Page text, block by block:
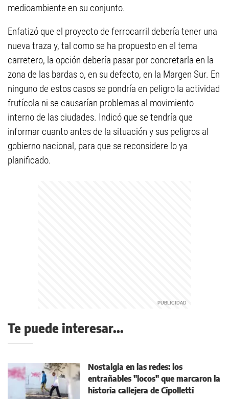
medioambiente en su conjunto.
Enfatizó que el proyecto de ferrocarril debería tener una
nueva traza y, tal como se ha propuesto en el tema
carretero, la opción debería pasar por concretarla en la
zona de las bardas o, en su defecto, en la Margen Sur. En
ninguno de estos casos se pondría en peligro la actividad
frutícola ni se causarían problemas al movimiento
interno de las ciudades. Indicó que se tendría que
informar cuanto antes de la situación y sus peligros al
gobierno nacional, para que se reconsidere lo ya
planificado.
Te puede interesar...
Nostalgia en las redes: los
entrañables "locos" que marcaron la
historia callejera de Cipolletti